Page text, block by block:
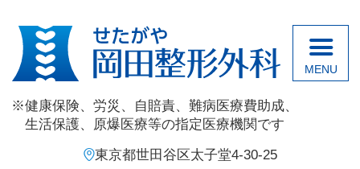
健康保険、 労災、 自賠責、 難病医療費助成、
生活保護、
原爆医療等の指定医療機関です
東京都世田谷区太子堂4-30-25